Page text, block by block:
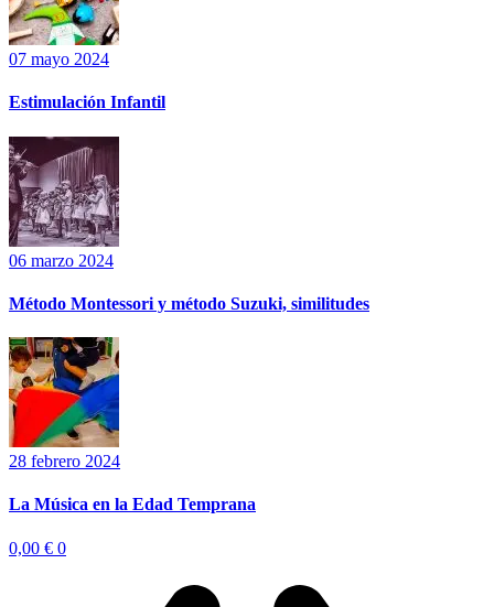
07 mayo 2024
Estimulación Infantil
06 marzo 2024
Método Montessori y método Suzuki, similitudes
28 febrero 2024
La Música en la Edad Temprana
0,00 € 0